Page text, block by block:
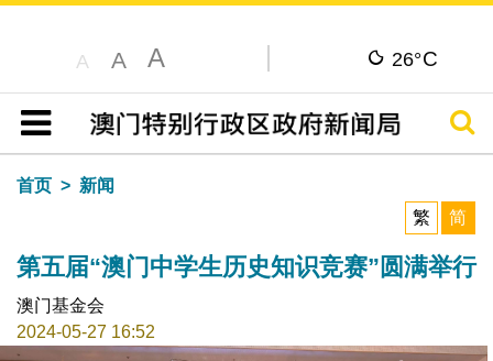
A A A 26°C
目录
搜寻
首页
新闻
繁
简
第五届“澳门中学生历史知识竞赛”圆满举行
澳门基金会
2024-05-27 16:52